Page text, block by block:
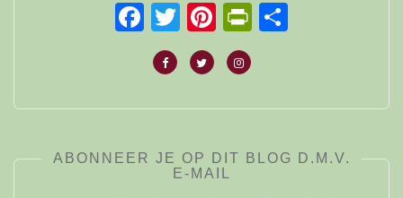
Facebook
TwitterPinterest
ABONNEER JE OP DIT BLOG D.M.V.
E-MAIL